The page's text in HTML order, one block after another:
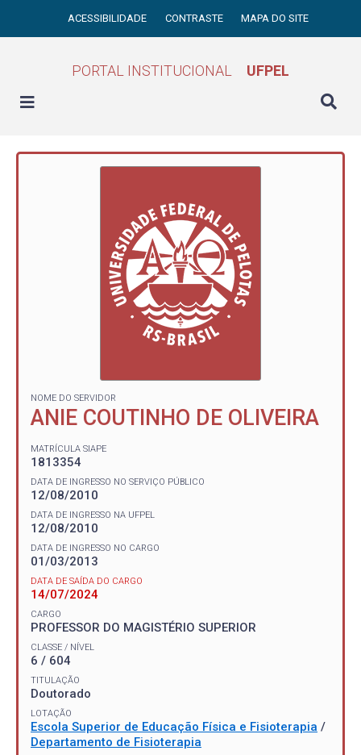
ACESSIBILIDADE CONTRASTE MAPA DO SITE
PORTAL INSTITUCIONAL UFPEL
NOME DO SERVIDOR
ANIE COUTINHO DE OLIVEIRA
MATRÍCULA SIAPE
1813354
DATA DE INGRESSO NO SERVIÇO PÚBLICO
12/08/2010
DATA DE INGRESSO NA UFPEL
12/08/2010
DATA DE INGRESSO NO CARGO
01/03/2013
DATA DE SAÍDA DO CARGO
14/07/2024
CARGO
PROFESSOR DO MAGISTÉRIO SUPERIOR
CLASSE / NÍVEL
6 / 604
TITULAÇÃO
Doutorado
LOTAÇÃO
Escola Superior de Educação Física e Fisioterapia /
Departamento de Fisioterapia